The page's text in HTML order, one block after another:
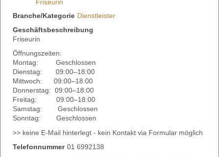
Branche/Kategorie Dienstleister
Geschäftsbeschreibung
Friseurin
Öffnungszeiten:
Montag: Geschlossen
Dienstag: 09:00–18:00
Mittwoch: 09:00–18:00
Donnerstag: 09:00–18:00
Freitag: 09:00–18:00
Samstag: Geschlossen
Sonntag: Geschlossen
>> keine E-Mail hinterlegt - kein Kontakt via Formular möglich
Telefonnummer 01 6992138